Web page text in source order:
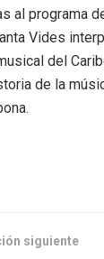
al programa
Vides
del
de la
siguiente